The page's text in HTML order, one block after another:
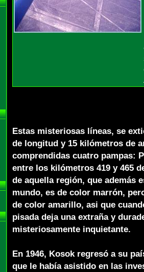
Estas misteriosas líneas, se
de longitud y 15 kilómetros de
comprendidas cuatro pampas:
entre los kilómetros 419 y 465
de aquella región, que además
mundo, es de color marrón,
de color amarillo, asi que
pisada deja una extraña y
misteriosamente inquietante.
En 1946, Kosok regresó a su
que le había asistido en las